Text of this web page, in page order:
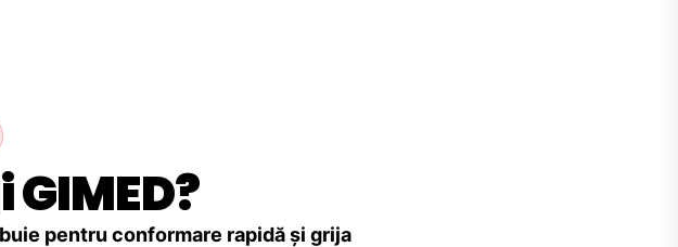
pentru conformare rapidă și grija